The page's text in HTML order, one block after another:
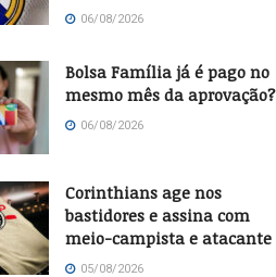
06/08/2026
Bolsa Família já é pago no
mesmo mês da aprovação?
06/08/2026
Corinthians age nos
bastidores e assina com
meio-campista e atacante
05/08/2026